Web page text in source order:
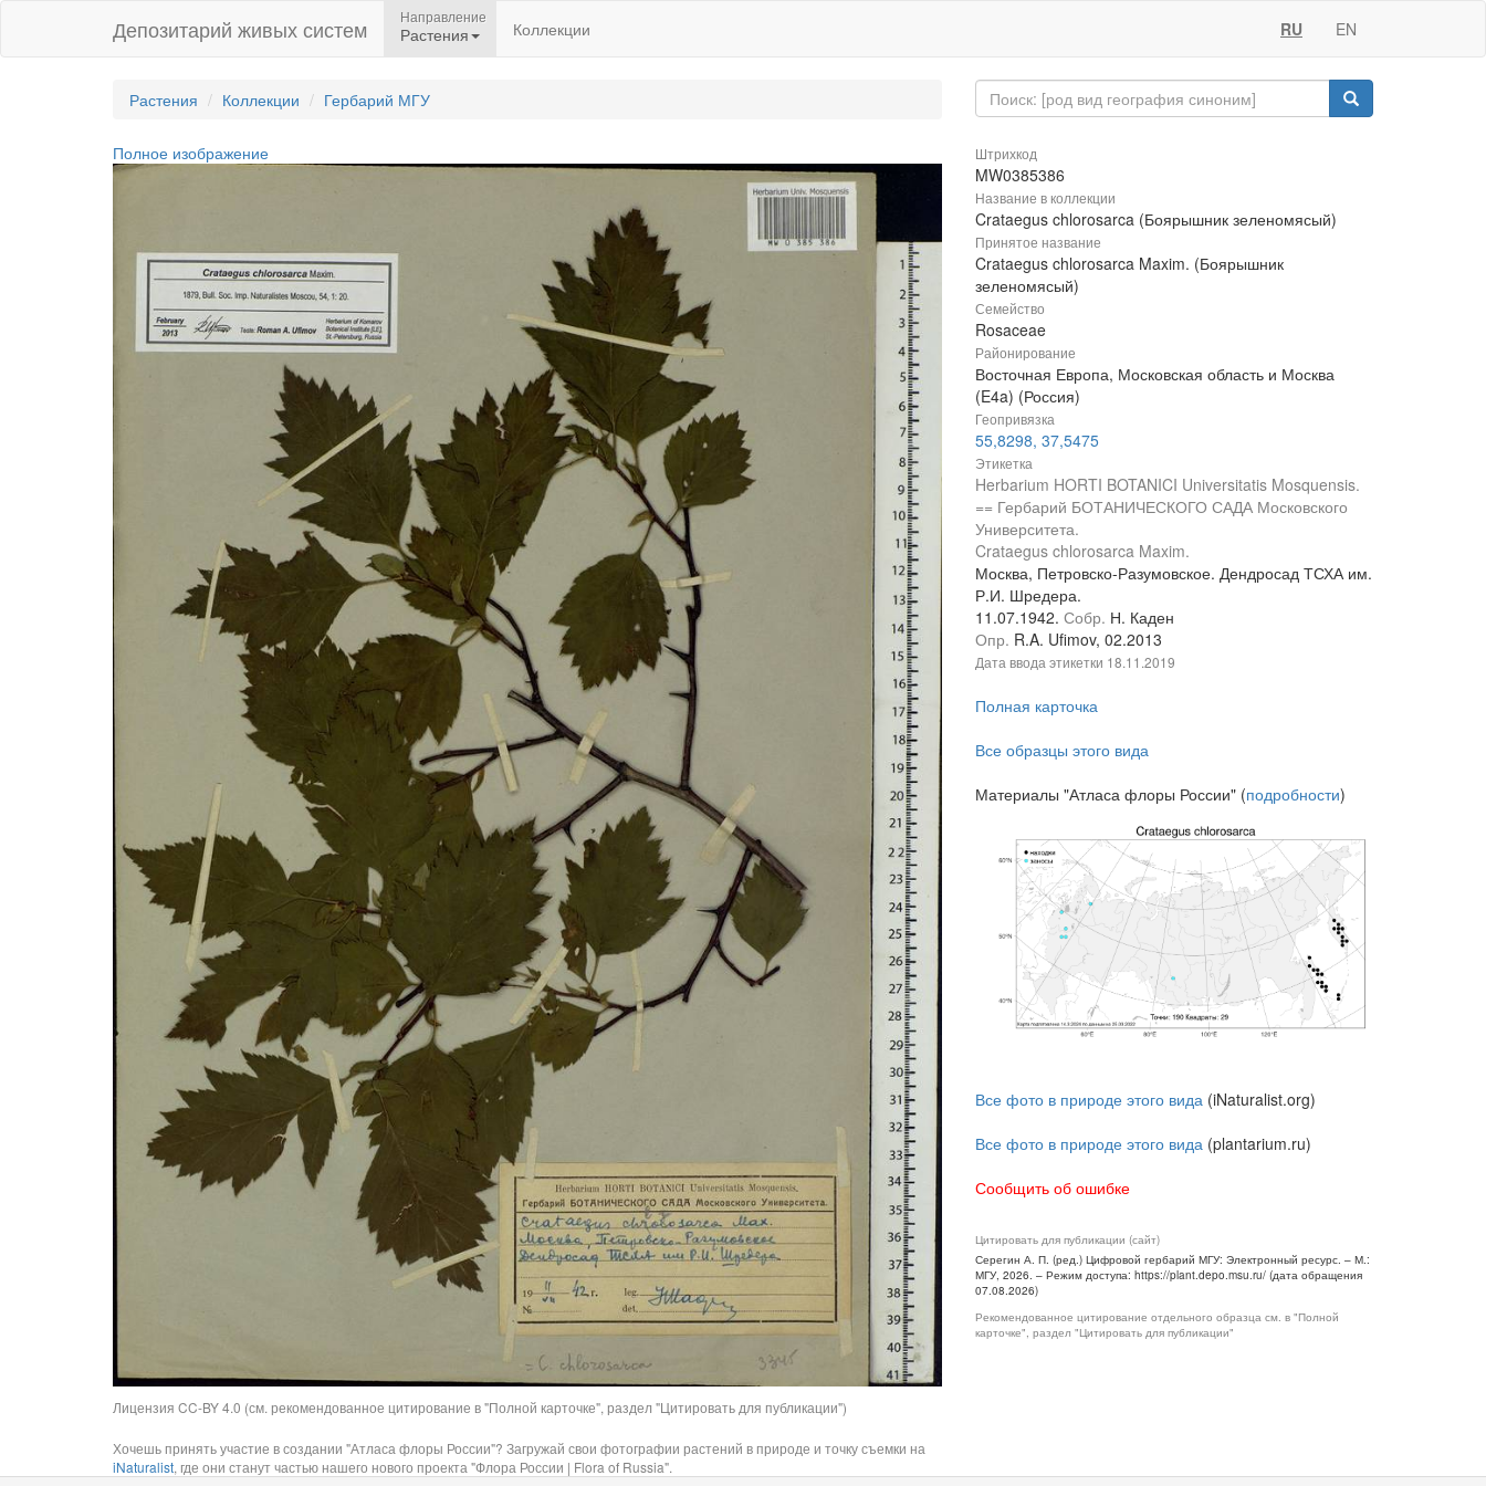
Депозитарий живых систем Направление
Растения Коллекции RU EN
Растения Коллекции Гербарий МГУ
Полное изображение
Лицензия CC-BY 4.0 (см. рекомендованное цитирование в "Полной карточке", раздел "Цитировать для публикации")
Хочешь принять участие в создании "Атласа флоры России"? Загружай свои фотографии растений в природе и точку съемки на
iNaturalist, где они станут частью нашего нового проекта "Флора России | Flora of Russia".
Штрихкод
MW0385386
Название в коллекции
Crataegus chlorosarca (Боярышник зеленомясый)
Принятое название
Crataegus chlorosarca Maxim. (Боярышник
зеленомясый)
Семейство
Rosaceae
Районирование
Восточная Европа, Московская область и Москва
(E4a) (Россия)
Геопривязка
55,8298, 37,5475
Этикетка
Herbarium HORTI BOTANICI Universitatis Mosquensis.
== Гербарий БОТАНИЧЕСКОГО САДА Московского
Университета.
Crataegus chlorosarca Maxim.
Москва, Петровско-Разумовское. Дендросад ТСХА им.
Р.И. Шредера.
11.07.1942. Собр. Н. Каден
Опр. R.A. Ufimov, 02.2013
Дата ввода этикетки 18.11.2019
Полная карточка
Все образцы этого вида
Материалы "Атласа флоры России" (подробности)
Все фото в природе этого вида (iNaturalist.org)
Все фото в природе этого вида (plantarium.ru)
Сообщить об ошибке
Цитировать для публикации (сайт)
Серегин А. П. (ред.) Цифровой гербарий МГУ: Электронный ресурс. – М.:
МГУ, 2026. – Режим доступа: https://plant.depo.msu.ru/ (дата обращения
07.08.2026)
Рекомендованное цитирование отдельного образца см. в "Полной
карточке", раздел "Цитировать для публикации"